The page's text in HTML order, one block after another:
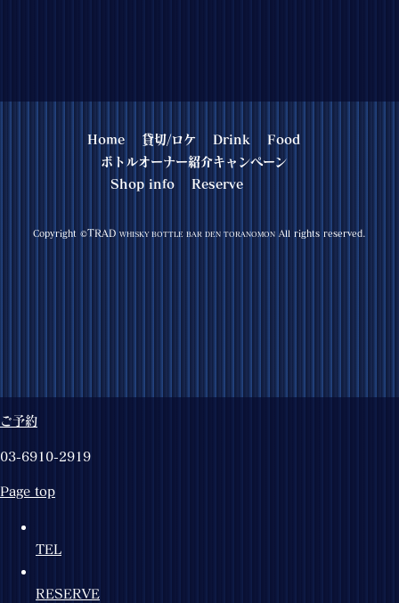
Home 貸切/ロケ Drink
Food
ボトルオーナー紹介キャンペーン
Shop info
Reserve
Copyright ©TRAD WHISKY BOTTLE BAR DEN TORANOMON All rights reserved.
ご予約
03-6910-2919
Page top
TEL
RESERVE